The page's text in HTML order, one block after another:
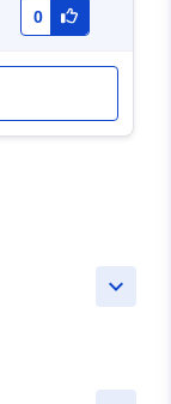
0
keyboard_arrow_down